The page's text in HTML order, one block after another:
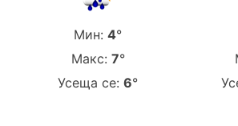
Мин: 4°
Макс: 7°
Усеща се: 6°